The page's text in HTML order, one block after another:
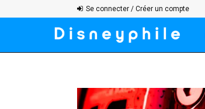
Se connecter / Créer un compte